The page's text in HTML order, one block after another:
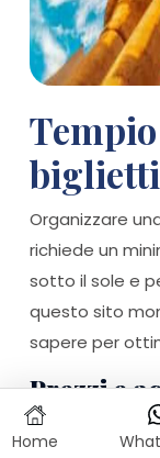
Organizzare
richiede un
sotto il sole e
questo sito
sapere per
Prezzi e
I tempio di
Home